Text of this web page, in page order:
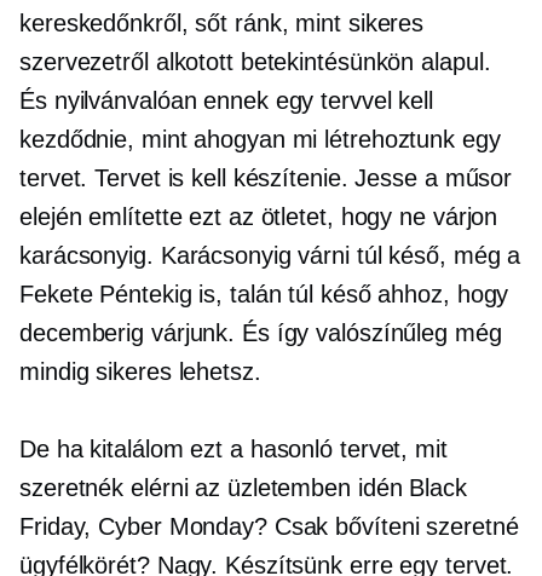
kereskedőnkről, sőt ránk, mint sikeres
szervezetről alkotott betekintésünkön alapul.
És nyilvánvalóan ennek egy tervvel kell
kezdődnie, mint ahogyan mi létrehoztunk egy
tervet. Tervet is kell készítenie. Jesse a műsor
elején említette ezt az ötletet, hogy ne várjon
karácsonyig. Karácsonyig várni túl késő, még a
Fekete Péntekig is, talán túl késő ahhoz, hogy
decemberig várjunk. És így valószínűleg még
mindig sikeres lehetsz.
De ha kitalálom ezt a hasonló tervet, mit
szeretnék elérni az üzletemben idén Black
Friday, Cyber ​​Monday? Csak bővíteni szeretné
ügyfélkörét? Nagy. Készítsünk erre egy tervet.